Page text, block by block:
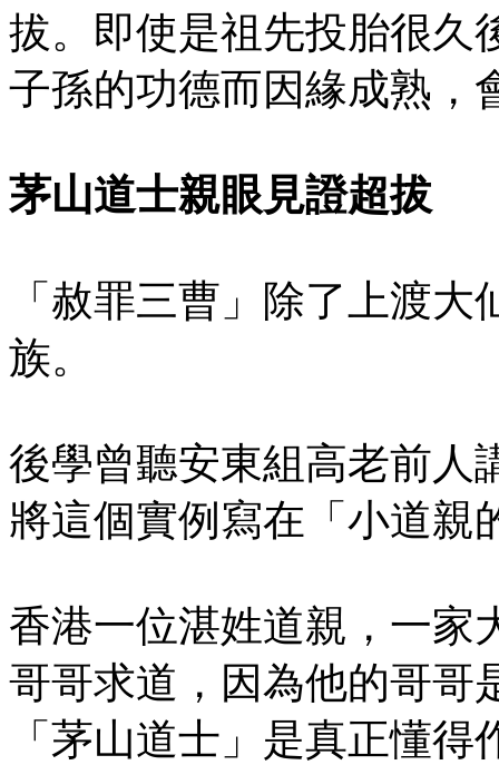
拔。即使是祖先投胎很久
子孫的功德而因緣成熟，
茅山道士親眼見證超拔
「赦罪三曹」除了上渡
族。
後學曾聽安東組高老前人
將這個實例寫在「小道親
香港一位湛姓道親，一家
哥哥求道，因為他的哥哥
「茅山道士」是真正懂